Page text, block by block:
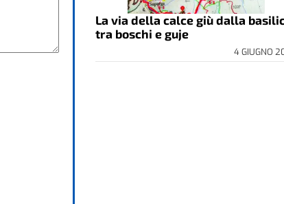
La via della calce giù dalla
tra boschi e guje
4 GIUGNO